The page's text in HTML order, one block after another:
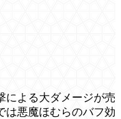
による大ダメージが売
は悪魔ほむらのバフ効